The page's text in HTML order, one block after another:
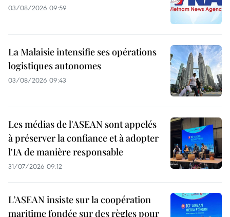
03/08/2026 09:59
La Malaisie intensifie ses opérations
logistiques autonomes
03/08/2026 09:43
Les médias de l'ASEAN sont appelés
à préserver la confiance et à adopter
l'IA de manière responsable
31/07/2026 09:12
L’ASEAN insiste sur la coopération
maritime fondée sur des règles pour